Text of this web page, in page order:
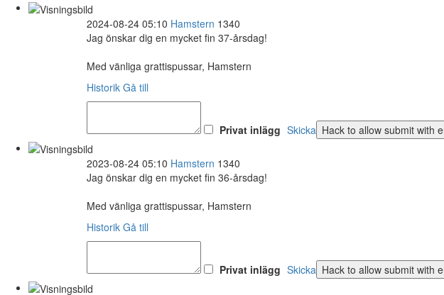
2024-08-24 05:10 Hamstern 1340
Jag önskar dig en mycket fin 37-årsdag!
Med vänliga grattispussar, Hamstern
Historik Gå till
Privat inlägg Skicka
2023-08-24 05:10 Hamstern 1340
Jag önskar dig en mycket fin 36-årsdag!
Med vänliga grattispussar, Hamstern
Historik Gå till
Privat inlägg Skicka